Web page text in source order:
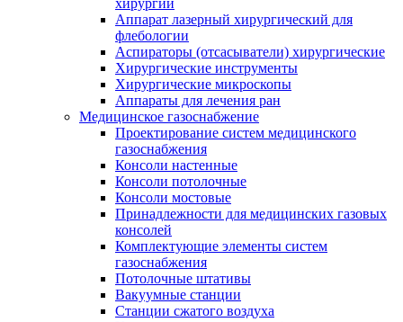
хирургии
Аппарат лазерный хирургический для
флебологии
Аспираторы (отсасыватели) хирургические
Хирургические инструменты
Хирургические микроскопы
Аппараты для лечения ран
Медицинское газоснабжение
Проектирование систем медицинского
газоснабжения
Консоли настенные
Консоли потолочные
Консоли мостовые
Принадлежности для медицинских газовых
консолей
Комплектующие элементы систем
газоснабжения
Потолочные штативы
Вакуумные станции
Станции сжатого воздуха